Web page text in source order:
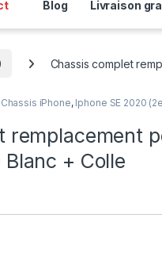
Livraison
Blog
Chassis complet
Chassis iPhone, Iphone SE 2020
remplacement
+ Colle